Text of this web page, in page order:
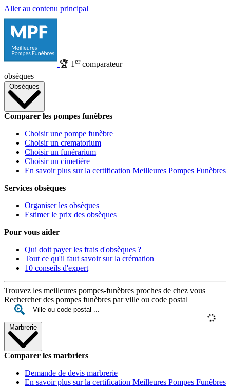
Aller au contenu principal
🏆 1 ercomparateur
obsèques
Obsèques
Comparer les pompes funèbres
Choisir une pompe funèbre
Choisir un crematorium
Choisir un funérarium
Choisir un cimetière
En savoir plus sur la certification Meilleures Pompes Funèbres
Services obsèques
Organiser les obsèques
Estimer le prix des obsèques
Pour vous aider
Qui doit payer les frais d'obsèques ?
Tout ce qu'il faut savoir sur la crémation
10 conseils d'expert
Trouvez les meilleures pompes-funèbres proches de chez vous
Rechercher des pompes funèbres par ville ou code postal
Marbrerie
Comparer les marbriers
Demande de devis marbrerie
En savoir plus sur la certification Meilleures Pompes Funèbres